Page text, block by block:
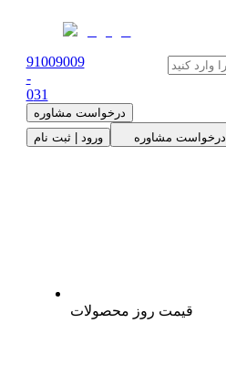
91009009
-
031
درخواست مشاوره
ورود | ثبت نام
درخواست مشاوره
قیمت روز محصولات